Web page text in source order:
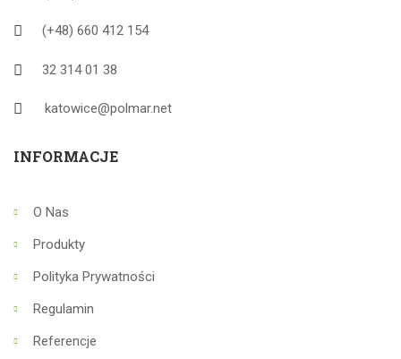
(+48) 660 412 154
32 314 01 38
katowice@polmar.net
INFORMACJE
O Nas
Produkty
Polityka Prywatności
Regulamin
Referencje